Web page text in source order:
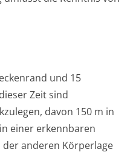
und 15
Zeit sind
davon 150 m in
einer erkennbaren
anderen Körperlage